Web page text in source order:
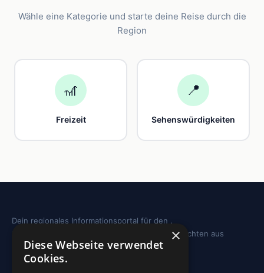
Wähle eine Kategorie und starte deine Reise durch die
Region
🎢
Freizeit
📍
Sehenswürdigkeiten
Dein regionales Informationsportal für den .
Sehenswürdigkeiten, Ausflugstipps und Geschichten aus
deiner Region.
×
Diese Webseite verwendet
Cookies.